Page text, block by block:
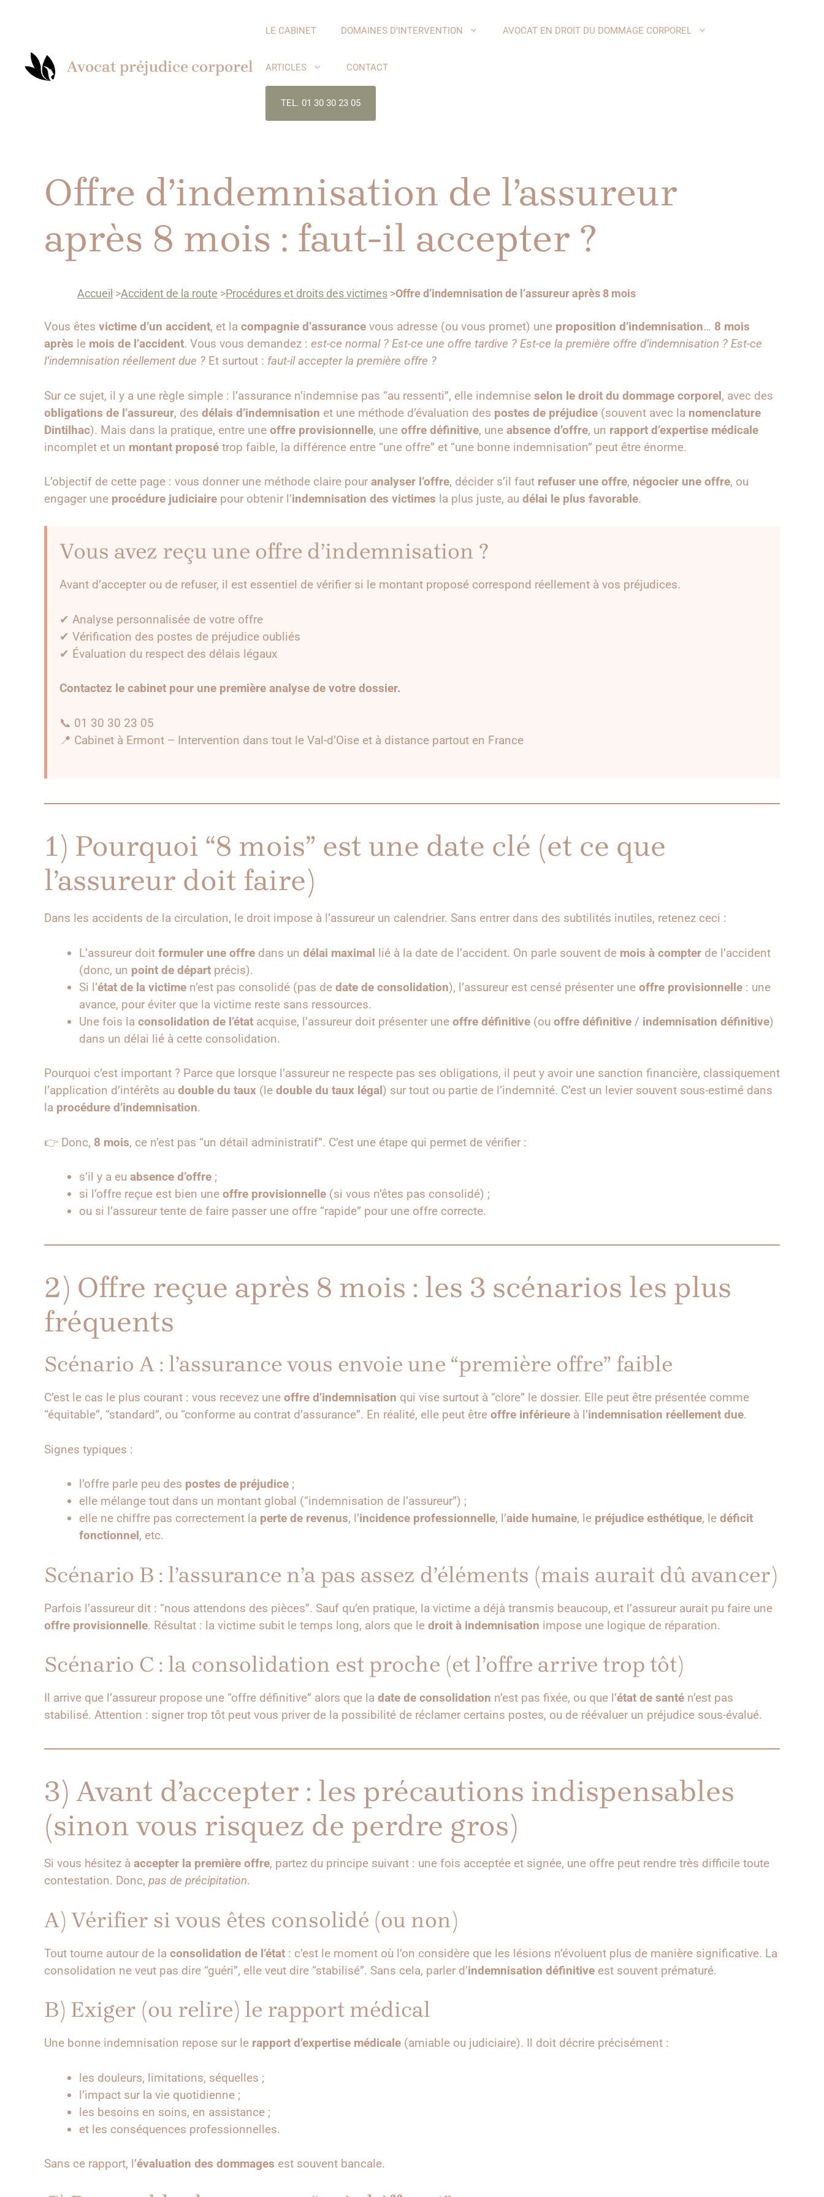
Avocat préjudice corporel
LE CABINET DOMAINES D’INTERVENTION AVOCAT EN DROIT DU DOMMAGE CORPOREL
ARTICLES CONTACT
TEL. 01 30 30 23 05
Offre d’indemnisation de l’assureur
après 8 mois : faut-il accepter ?
Accueil >Accident de la route >Procédures et droits des victimes >Offre d’indemnisation de l’assureur après 8 mois
Vous êtes victime d’un accident, et la compagnie d’assurance vous adresse (ou vous promet) une proposition d’indemnisation… 8 mois
après le mois de l’accident. Vous vous demandez : est-ce normal ? Est-ce une offre tardive ? Est-ce la première offre d’indemnisation ? Est-ce
l’indemnisation réellement due ? Et surtout : faut-il accepter la première offre ?
Sur ce sujet, il y a une règle simple : l’assurance n’indemnise pas “au ressenti”, elle indemnise selon le droit du dommage corporel, avec des
obligations de l’assureur, des délais d’indemnisation et une méthode d’évaluation des postes de préjudice (souvent avec la nomenclature
Dintilhac). Mais dans la pratique, entre une offre provisionnelle, une offre définitive, une absence d’offre, un rapport d’expertise médicale
incomplet et un montant proposé trop faible, la différence entre “une offre” et “une bonne indemnisation” peut être énorme.
L’objectif de cette page : vous donner une méthode claire pour analyser l’offre, décider s’il faut refuser une offre, négocier une offre, ou
engager une procédure judiciaire pour obtenir l’indemnisation des victimes la plus juste, au délai le plus favorable.
Vous avez reçu une offre d’indemnisation ?
Avant d’accepter ou de refuser, il est essentiel de vérifier si le montant proposé correspond réellement à vos préjudices.
✔ Analyse personnalisée de votre offre
✔ Vérification des postes de préjudice oubliés
✔ Évaluation du respect des délais légaux
Contactez le cabinet pour une première analyse de votre dossier.
📞 01 30 30 23 05
📍 Cabinet à Ermont – Intervention dans tout le Val-d’Oise et à distance partout en France
1) Pourquoi “8 mois” est une date clé (et ce que
l’assureur doit faire)
Dans les accidents de la circulation, le droit impose à l’assureur un calendrier. Sans entrer dans des subtilités inutiles, retenez ceci :
L’assureur doit formuler une offre dans un délai maximal lié à la date de l’accident. On parle souvent de mois à compter de l’accident
(donc, un point de départ précis).
Si l’état de la victime n’est pas consolidé (pas de date de consolidation), l’assureur est censé présenter une offre provisionnelle : une
avance, pour éviter que la victime reste sans ressources.
Une fois la consolidation de l’état acquise, l’assureur doit présenter une offre définitive (ou offre définitive / indemnisation définitive)
dans un délai lié à cette consolidation.
Pourquoi c’est important ? Parce que lorsque l’assureur ne respecte pas ses obligations, il peut y avoir une sanction financière, classiquement
l’application d’intérêts au double du taux (le double du taux légal) sur tout ou partie de l’indemnité. C’est un levier souvent sous-estimé dans
la procédure d’indemnisation.
👉 Donc, 8 mois, ce n’est pas “un détail administratif”. C’est une étape qui permet de vérifier :
s’il y a eu absence d’offre ;
si l’offre reçue est bien une offre provisionnelle (si vous n’êtes pas consolidé) ;
ou si l’assureur tente de faire passer une offre “rapide” pour une offre correcte.
2) Offre reçue après 8 mois : les 3 scénarios les plus
fréquents
Scénario A : l’assurance vous envoie une “première offre” faible
C’est le cas le plus courant : vous recevez une offre d’indemnisation qui vise surtout à “clore” le dossier. Elle peut être présentée comme
“équitable”, “standard”, ou “conforme au contrat d’assurance”. En réalité, elle peut être offre inférieure à l’indemnisation réellement due.
Signes typiques :
l’offre parle peu des postes de préjudice ;
elle mélange tout dans un montant global (“indemnisation de l’assureur”) ;
elle ne chiffre pas correctement la perte de revenus, l’incidence professionnelle, l’aide humaine, le préjudice esthétique, le déficit
fonctionnel, etc.
Scénario B : l’assurance n’a pas assez d’éléments (mais aurait dû avancer)
Parfois l’assureur dit : “nous attendons des pièces”. Sauf qu’en pratique, la victime a déjà transmis beaucoup, et l’assureur aurait pu faire une
offre provisionnelle. Résultat : la victime subit le temps long, alors que le droit à indemnisation impose une logique de réparation.
Scénario C : la consolidation est proche (et l’offre arrive trop tôt)
Il arrive que l’assureur propose une “offre définitive” alors que la date de consolidation n’est pas fixée, ou que l’état de santé n’est pas
stabilisé. Attention : signer trop tôt peut vous priver de la possibilité de réclamer certains postes, ou de réévaluer un préjudice sous-évalué.
3) Avant d’accepter : les précautions indispensables
(sinon vous risquez de perdre gros)
Si vous hésitez à accepter la première offre, partez du principe suivant : une fois acceptée et signée, une offre peut rendre très difficile toute
contestation. Donc, pas de précipitation.
A) Vérifier si vous êtes consolidé (ou non)
Tout tourne autour de la consolidation de l’état : c’est le moment où l’on considère que les lésions n’évoluent plus de manière significative. La
consolidation ne veut pas dire “guéri”, elle veut dire “stabilisé”. Sans cela, parler d’indemnisation définitive est souvent prématuré.
B) Exiger (ou relire) le rapport médical
Une bonne indemnisation repose sur le rapport d’expertise médicale (amiable ou judiciaire). Il doit décrire précisément :
les douleurs, limitations, séquelles ;
l’impact sur la vie quotidienne ;
les besoins en soins, en assistance ;
et les conséquences professionnelles.
Sans ce rapport, l’évaluation des dommages est souvent bancale.